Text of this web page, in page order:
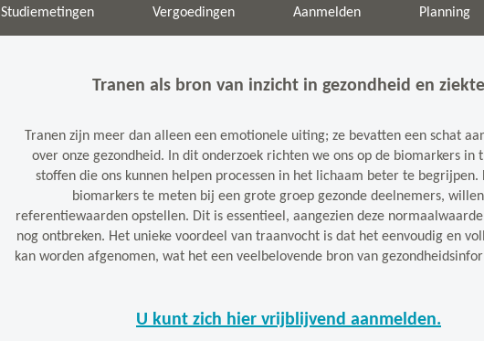
Studiemetingen Vergoedingen Aanmelden Planning
Tranen als bron van inzicht in gezondheid en ziekte
Tranen zijn meer dan alleen een emotionele uiting; ze bevatten een schat
over onze gezondheid. In dit onderzoek richten we ons op de biomarkers in
stoffen die ons kunnen helpen processen in het lichaam beter te begrijpen.
biomarkers te meten bij een grote groep gezonde deelnemers,
referentiewaarden opstellen. Dit is essentieel, aangezien deze
nog ontbreken. Het unieke voordeel van traanvocht is dat het eenvoudig en
kan worden afgenomen, wat het een veelbelovende bron van
U kunt zich hier vrijblijvend aanmelden.